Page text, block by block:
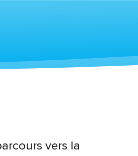
vers la